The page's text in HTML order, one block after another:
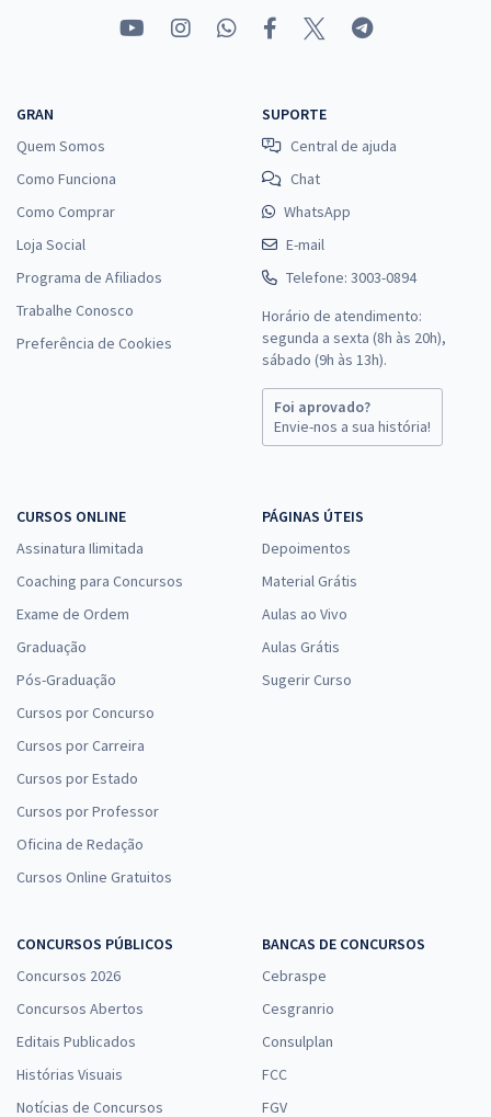
GRAN
Quem Somos
Como Funciona
Como Comprar
Loja Social
Programa de Afiliados
Trabalhe Conosco
Preferência de Cookies
SUPORTE
Central de ajuda
Chat
WhatsApp
E-mail
Telefone: 3003-0894
Horário de atendimento:
segunda a sexta (8h às 20h),
sábado (9h às 13h).
Foi aprovado?
Envie-nos a sua história!
CURSOS ONLINE
Assinatura Ilimitada
Coaching para Concursos
Exame de Ordem
Graduação
Pós-Graduação
Cursos por Concurso
Cursos por Carreira
Cursos por Estado
Cursos por Professor
Oficina de Redação
Cursos Online Gratuitos
PÁGINAS ÚTEIS
Depoimentos
Material Grátis
Aulas ao Vivo
Aulas Grátis
Sugerir Curso
CONCURSOS PÚBLICOS
Concursos 2026
Concursos Abertos
Editais Publicados
Histórias Visuais
Notícias de Concursos
BANCAS DE CONCURSOS
Cebraspe
Cesgranrio
Consulplan
FCC
FGV